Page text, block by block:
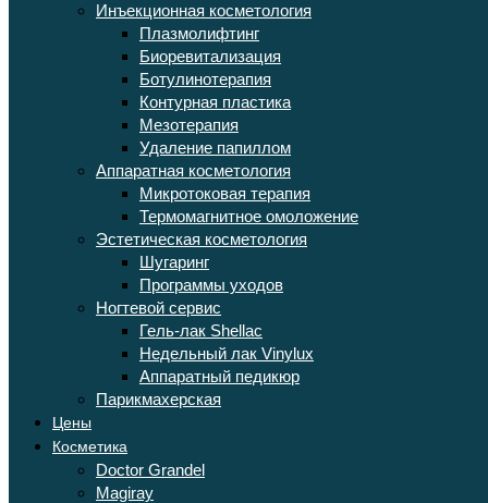
Инъекционная косметология
Плазмолифтинг
Биоревитализация
Ботулинотерапия
Контурная пластика
Мезотерапия
Удаление папиллом
Аппаратная косметология
Микротоковая терапия
Термомагнитное омоложение
Эстетическая косметология
Шугаринг
Программы уходов
Ногтевой сервис
Гель-лак Shellac
Недельный лак Vinylux
Аппаратный педикюр
Парикмахерская
Цены
Косметика
Doctor Grandel
Magiray